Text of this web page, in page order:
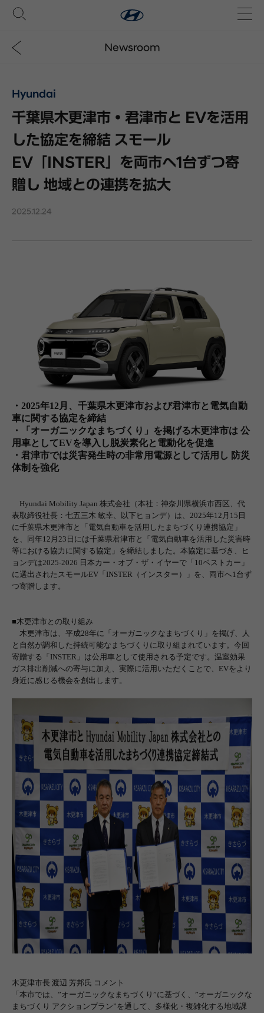
Newsroom
Hyundai
千葉県木更津市・君津市と EVを活用
した協定を締結 スモール
EV「INSTER」を両市へ1台ずつ寄
贈し 地域との連携を拡大
2025.12.24
・ 2025年12 月、千葉県木更津市および君津市と電気自動
車に関する協定を締結
・「 オーガニックなまちづくり」を掲げる木更津市は 公
用車としてEVを導入し 脱炭素化と電動化を促進
・君津市では災害発生時の非常用電源として活用し 防災
体制を強化
Hyundai Mobility Japan株式会社（本社：神奈川県横浜市西区、代
表取締役社長：七五三木 敏幸、以下ヒョンデ）は、 2025年12 月 15 日
に千葉県木更津市と「電気自動車を活用したまちづくり連携協定」
を、同年12 月 23 日には千葉県君津市と「電気自動車を活用した災害時
等における協力に関する協定」を締結しました。本協定に基づき、ヒ
ョンデは2025-2026 日本カー・オブ・ザ・イヤーで「10ベストカー」
に選出されたスモールEV 「INSTER （インスター）」を、両市へ1 台ず
つ寄贈します。
■木更津市との取り組み
木更津市は、平成28年に 「オーガニックなまちづくり」を掲げ、人
と自然が調和した持続可能なまちづくりに取り組まれています。今回
寄贈する「INSTER 」は公用車として使用される予定です。温室効果
ガス排出削減への寄与に加え、実際に活用いただくことで、 EVをより
身近に感じる機会を創出します。
木更津市長 渡辺 芳邦氏 コメント
「本市では、 ”オーガニックなまちづくり ”に基づく、 ”オーガニックな
まちづくり アクションプラン”を通して、多様化・複雑化する地域課